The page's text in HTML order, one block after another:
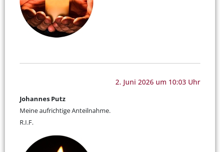
2. Juni 2026 um 10:03 Uhr
Johannes Putz
Meine aufrichtige Anteilnahme.
R.I.F.